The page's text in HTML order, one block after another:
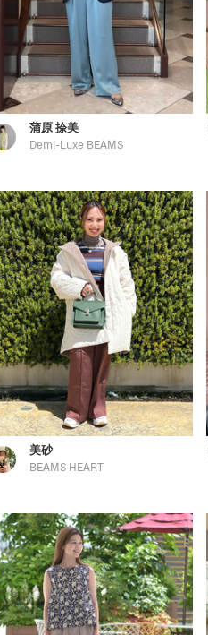
蒲原 捺美
Demi-Luxe BEAMS
美砂
BEAMS HEART